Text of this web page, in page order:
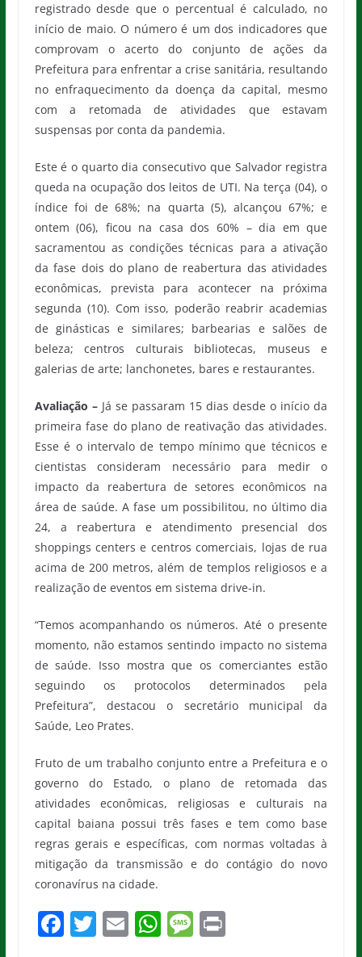
registrado desde que o percentual é calculado, no
início de maio. O número é um dos indicadores que
comprovam o acerto do conjunto de ações da
Prefeitura para enfrentar a crise sanitária, resultando
no enfraquecimento da doença da capital, mesmo
com a retomada de atividades que estavam
suspensas por conta da pandemia.
Este é o quarto dia consecutivo que Salvador registra
queda na ocupação dos leitos de UTI. Na terça (04), o
índice foi de 68%; na quarta (5), alcançou 67%; e
ontem (06), ficou na casa dos 60% – dia em que
sacramentou as condições técnicas para a ativação
da fase dois do plano de reabertura das atividades
econômicas, prevista para acontecer na próxima
segunda (10). Com isso, poderão reabrir academias
de ginásticas e similares; barbearias e salões de
beleza; centros culturais bibliotecas, museus e
galerias de arte; lanchonetes, bares e restaurantes.
Avaliação –Já se passaram 15 dias desde o início da
primeira fase do plano de reativação das atividades.
Esse é o intervalo de tempo mínimo que técnicos e
cientistas consideram necessário para medir o
impacto da reabertura de setores econômicos na
área de saúde. A fase um possibilitou, no último dia
24, a reabertura e atendimento presencial dos
shoppings centers e centros comerciais, lojas de rua
acima de 200 metros, além de templos religiosos e a
realização de eventos em sistema drive-in.
“Temos acompanhando os números. Até o presente
momento, não estamos sentindo impacto no sistema
de saúde. Isso mostra que os comerciantes estão
seguindo os protocolos determinados pela
Prefeitura”, destacou o secretário municipal da
Saúde, Leo Prates.
Fruto de um trabalho conjunto entre a Prefeitura e o
governo do Estado, o plano de retomada das
atividades econômicas, religiosas e culturais na
capital baiana possui três fases e tem como base
regras gerais e específicas, com normas voltadas à
mitigação da transmissão e do contágio do novo
coronavírus na cidade.
F T E W M Pr